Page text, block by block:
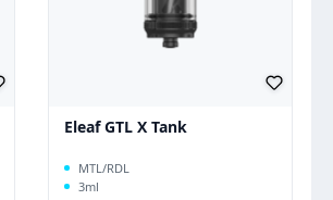
Eleaf GTL X Tank
MTL/RDL
3ml